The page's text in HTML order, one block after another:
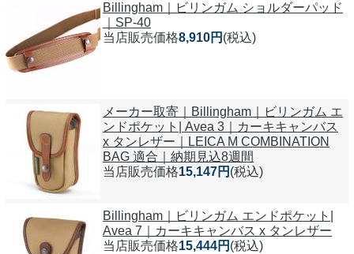
Billingham｜ビリンガム ショルダーパッド
｜SP-40
当店販売価格8,910円 (税込)
メーカー取寄｜Billingham｜ビリンガム エ
ンドポケット| Avea 3｜カーキキャンバス
x タンレザー｜LEICA M COMBINATION
BAG 適合｜納期見込8週間
当店販売価格15,147円 (税込)
Billingham｜ビリンガム エンドポケット|
Avea 7｜カーキキャンバス x タンレザー
当店販売価格15,444円 (税込)